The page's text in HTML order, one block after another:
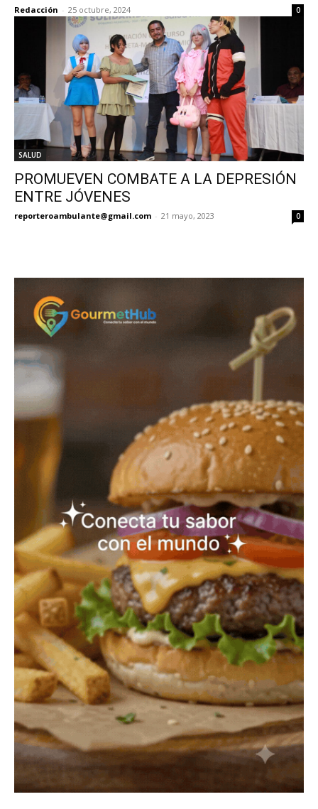
Redacción - 25 octubre, 2024 0
SALUD
PROMUEVEN COMBATE A LA DEPRESIÓN
ENTRE JÓVENES
reporteroambulante@gmail.com - 21 mayo, 2023 0